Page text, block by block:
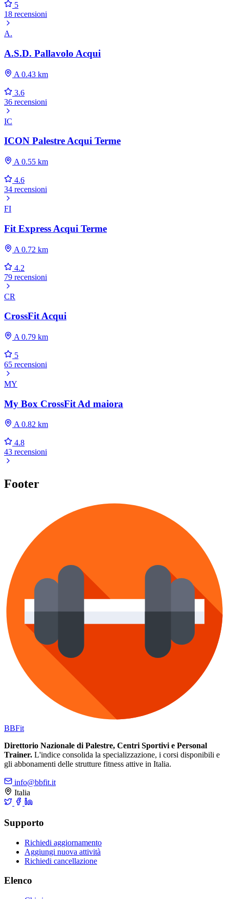
5
18 recensioni
A.
A.S.D. Pallavolo Acqui
A 0.43 km
3.6
36 recensioni
IC
ICON Palestre Acqui Terme
A 0.55 km
4.6
34 recensioni
FI
Fit Express Acqui Terme
A 0.72 km
4.2
79 recensioni
CR
CrossFit Acqui
A 0.79 km
5
65 recensioni
MY
My Box CrossFit Ad maiora
A 0.82 km
4.8
43 recensioni
Footer
BBFit
Direttorio Nazionale di Palestre, Centri Sportivi e Personal
Trainer. L'indice consolida la specializzazione, i corsi disponibili e
gli abbonamenti delle strutture fitness attive in Italia.
info@bbfit.it
Italia
Supporto
Richiedi aggiornamento
Aggiungi nuova attività
Richiedi cancellazione
Elenco